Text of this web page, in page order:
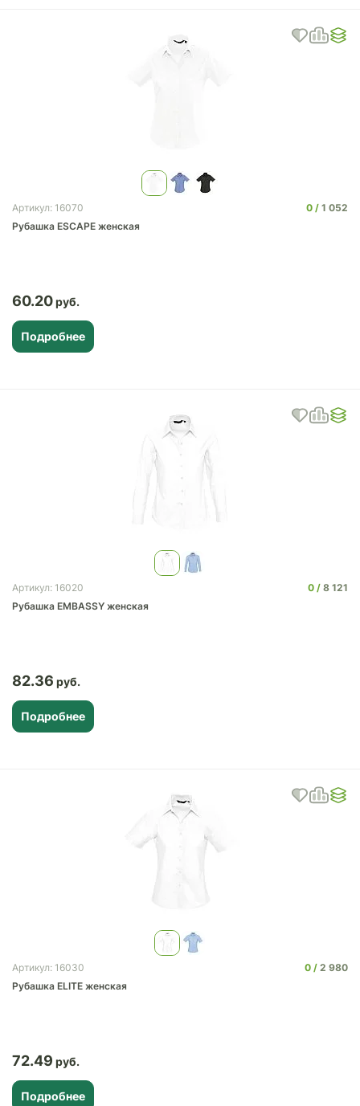
Артикул: 16070 0
1 052
Рубашка ESCAPE женская
60.20
Подробнее
Артикул: 16020 0
8 121
Рубашка EMBASSY женская
82.36
Подробнее
Артикул: 16030 0
2 980
Рубашка ELITE женская
72.49
Подробнее